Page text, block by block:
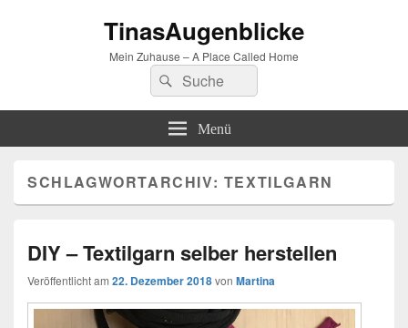
TinasAugenblicke
Mein Zuhause – A Place Called Home
Suchen
nach:
Suchen
Menü
SCHLAGWORTARCHIV: TEXTILGARN
DIY – Textilgarn selber herstellen
Veröffentlicht am 22. Dezember 2018von Martina